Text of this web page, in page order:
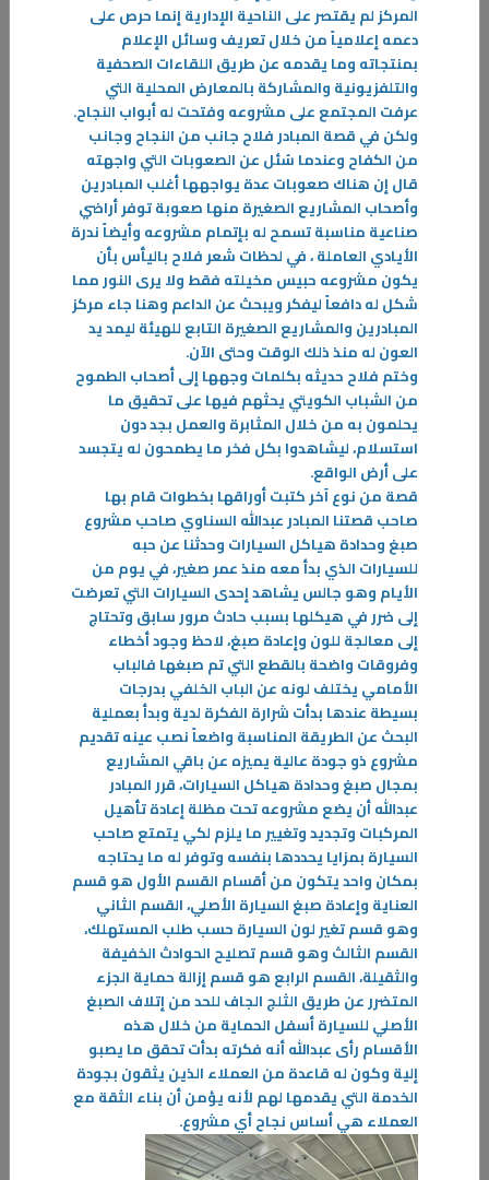
"المشاركة في معرض الـ ATD فرصة لعرض مهارات وابتكارات الموهوبين"
الإستراتيجية العامة للدفاع المدني والإخلاء
تسعى دولة الكويت كبقية دول العالم لتوحيد جهود أجهزتها المعنية لتحقيق
الحماية المدنية للأفراد والممتلكات العامة والخاصة
خريجو القسم يتمتعون بمهارات فنيه تتماشى مع احتياجات سوق العمل.
المركز لم يقتصر على الناحية الإدارية إنما حرص على
دعمه إعلامياً من خلال تعريف وسائل الإعلام
بمنتجاته وما يقدمه عن طريق اللقاءات الصحفية
والتلفزيونية والمشاركة بالمعارض المحلية التي
عرفت المجتمع على مشروعه وفتحت له أبواب النجاح.
ولكن في قصة المبادر فلاح جانب من النجاح وجانب
من الكفاح وعندما سُئل عن الصعوبات التي واجهته
قال إن هناك صعوبات عدة يواجهها أغلب المبادرين
وأصحاب المشاريع الصغيرة منها صعوبة توفر أراضي
صناعية مناسبة تسمح له بإتمام مشروعه وأيضاً ندرة
الأيادي العاملة ، في لحظات شعر فلاح باليأس بأن
يكون مشروعه حبيس مخيلته فقط ولا يرى النور مما
شكل له دافعاً ليفكر ويبحث عن الداعم وهنا جاء مركز
المبادرين والمشاريع الصغيرة التابع للهيئة ليمد يد
العون له منذ ذلك الوقت وحتى الآن.
وختم فلاح حديثه بكلمات وجهها إلى أصحاب الطموح
من الشباب الكويتي يحثهم فيها على تحقيق ما
يحلمون به من خلال المثابرة والعمل بجد دون
استسلام، ليشاهدوا بكل فخر ما يطمحون له يتجسد
على أرض الواقع.
قصة من نوع آخر كتبت أوراقها بخطوات قام بها
صاحب قصتنا المبادر عبدالله السناوي صاحب مشروع
صبغ وحدادة هياكل السيارات وحدثنا عن حبه
للسيارات الذي بدأ معه منذ عمر صغير، في يوم من
الأيام وهو جالس يشاهد إحدى السيارات التي تعرضت
إلى ضرر في هيكلها بسبب حادث مرور سابق وتحتاج
إلى معالجة للون وإعادة صبغ، لاحظ وجود أخطاء
وفروقات واضحة بالقطع التي تم صبغها فالباب
الأمامي يختلف لونه عن الباب الخلفي بدرجات
بسيطة عندها بدأت شرارة الفكرة لدية وبدأ بعملية
البحث عن الطريقة المناسبة واضعاً نصب عينه تقديم
مشروع ذو جودة عالية يميزه عن باقي المشاريع
بمجال صبغ وحدادة هياكل السيارات، قرر المبادر
عبدالله أن يضع مشروعه تحت مظلة إعادة تأهيل
المركبات وتجديد وتغيير ما يلزم لكي يتمتع صاحب
السيارة بمزايا يحددها بنفسه وتوفر له ما يحتاجه
بمكان واحد يتكون من أقسام القسم الأول هو قسم
العناية وإعادة صبغ السيارة الأصلي، القسم الثاني
وهو قسم تغير لون السيارة حسب طلب المستهلك،
القسم الثالث وهو قسم تصليح الحوادث الخفيفة
والثقيلة، القسم الرابع هو قسم إزالة حماية الجزء
المتضرر عن طريق الثلج الجاف للحد من إتلاف الصبغ
الأصلي للسيارة أسفل الحماية من خلال هذه
الأقسام رأى عبدالله أنه فكرته بدأت تحقق ما يصبو
إلية وكون له قاعدة من العملاء الذين يثقون بجودة
الخدمة التي يقدمها لهم لأنه يؤمن أن بناء الثقة مع
العملاء هي أساس نجاح أي مشروع.